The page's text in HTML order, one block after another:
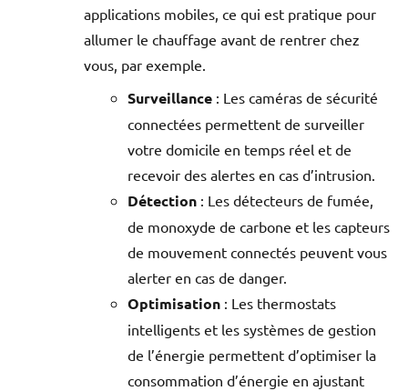
applications mobiles, ce qui est pratique pour
allumer le chauffage avant de rentrer chez
vous, par exemple.
Surveillance : Les caméras de sécurité
connectées permettent de surveiller
votre domicile en temps réel et de
recevoir des alertes en cas d’intrusion.
Détection : Les détecteurs de fumée,
de monoxyde de carbone et les capteurs
de mouvement connectés peuvent vous
alerter en cas de danger.
Optimisation : Les thermostats
intelligents et les systèmes de gestion
de l’énergie permettent d’optimiser la
consommation d’énergie en ajustant